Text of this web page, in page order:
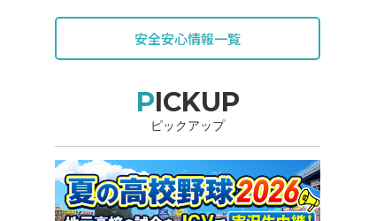
安全安心情報一覧
PICKUP
ピックアップ